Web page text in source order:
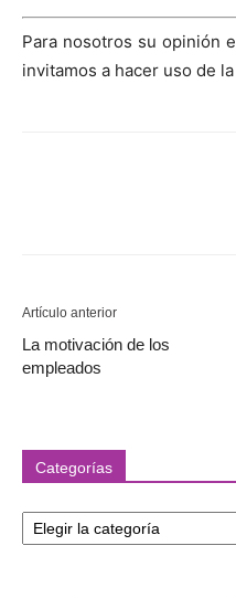
Para nosotros su opinión
invitamos a hacer uso de
Artículo anterior
La motivación de los
empleados
Categorías